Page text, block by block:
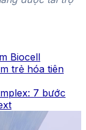
Biocell
trẻ hóa tiên
7 bước